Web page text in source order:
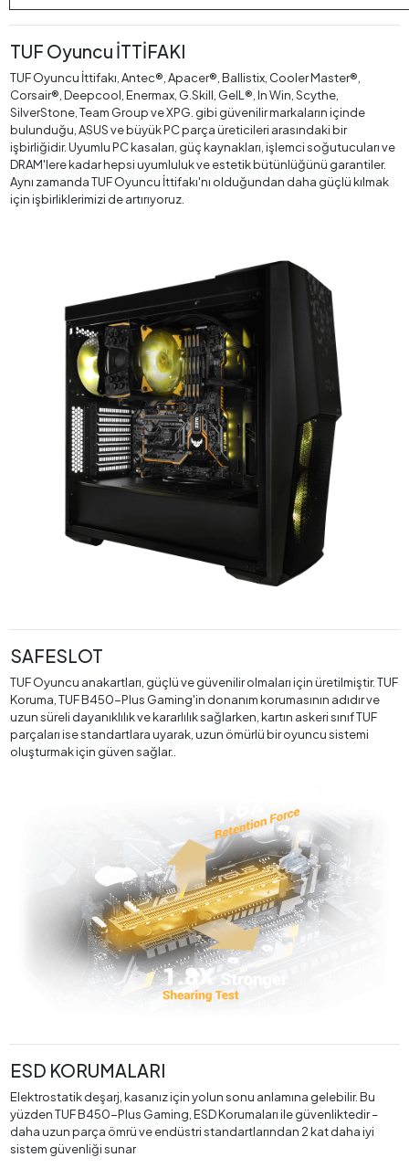
TUF Oyuncu İTTİFAKI
TUF Oyuncu İttifakı, Antec®, Apacer®, Ballistix, Cooler Master®,
Corsair®, Deepcool, Enermax, G.Skill, GeIL®, In Win, Scythe,
SilverStone, Team Group ve XPG. gibi güvenilir markaların içinde
bulunduğu, ASUS ve büyük PC parça üreticileri arasındaki bir
işbirliğidir. Uyumlu PC kasaları, güç kaynakları, işlemci soğutucuları ve
DRAM'lere kadar hepsi uyumluluk ve estetik bütünlüğünü garantiler.
Aynı zamanda TUF Oyuncu İttifakı'nı olduğundan daha güçlü kılmak
için işbirliklerimizi de artırıyoruz.
SAFESLOT
TUF Oyuncu anakartları, güçlü ve güvenilir olmaları için üretilmiştir. TUF
Koruma, TUF B450-Plus Gaming'in donanım korumasının adıdır ve
uzun süreli dayanıklılık ve kararlılık sağlarken, kartın askeri sınıf TUF
parçaları ise standartlara uyarak, uzun ömürlü bir oyuncu sistemi
oluşturmak için güven sağlar..
ESD KORUMALARI
Elektrostatik deşarj, kasanız için yolun sonu anlamına gelebilir. Bu
yüzden TUF B450-Plus Gaming, ESD Korumaları ile güvenliktedir –
daha uzun parça ömrü ve endüstri standartlarından 2 kat daha iyi
sistem güvenliği sunar